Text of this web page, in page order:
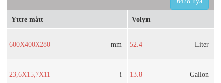
Yttre mått
600X400X280 mm
23,6X15,7X11 i
Volym
52.4 Liter
13.8 Gallon